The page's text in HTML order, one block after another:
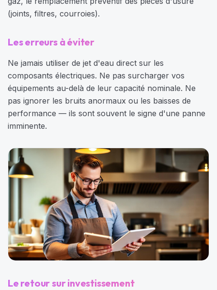
(joints, filtres, courroies).
Les erreurs à éviter
Ne jamais utiliser de jet d'eau direct sur les
composants électriques. Ne pas surcharger vos
équipements au-delà de leur capacité nominale. Ne
pas ignorer les bruits anormaux ou les baisses de
performance — ils sont souvent le signe d'une panne
imminente.
Le retour sur investissement